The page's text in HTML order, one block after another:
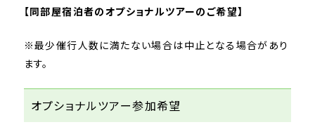
【同部屋宿泊者のオプショナルツアーのご希望】
※最少催行人数に満たない場合は中止となる場合があり
ます。
オプショナルツアー参加希望